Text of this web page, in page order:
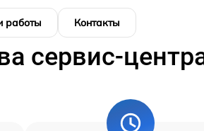
работы Контакты
сервис-